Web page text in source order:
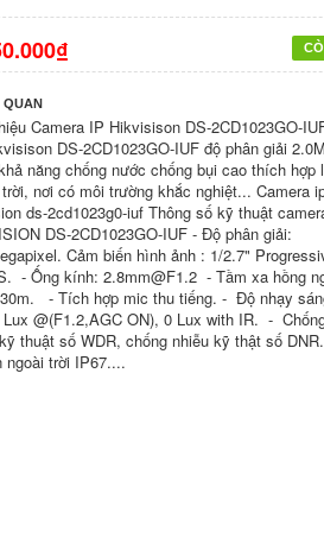
QUAN
Camera IP Hikvisison DS-2CD1023GO-
DS-2CD1023GO-IUF độ phân giải
năng chống nước chống bụi cao thích hợp
nơi có môi trường khắc nghiệt... Camera
ds-2cd1023g0-iuf Thông số kỹ thuật
DS-2CD1023GO-IUF - Độ phân giải:
Cảm biến hình ảnh : 1/2.7"
- Ống kính: 2.8mm@F1.2 - Tầm xa hồng
- Tích hợp mic thu tiếng. - Độ nhạy
Lux @(F1.2,AGC ON), 0 Lux with IR. -
thuật số WDR, chống nhiễu kỹ thật số
ngoài trời IP67....